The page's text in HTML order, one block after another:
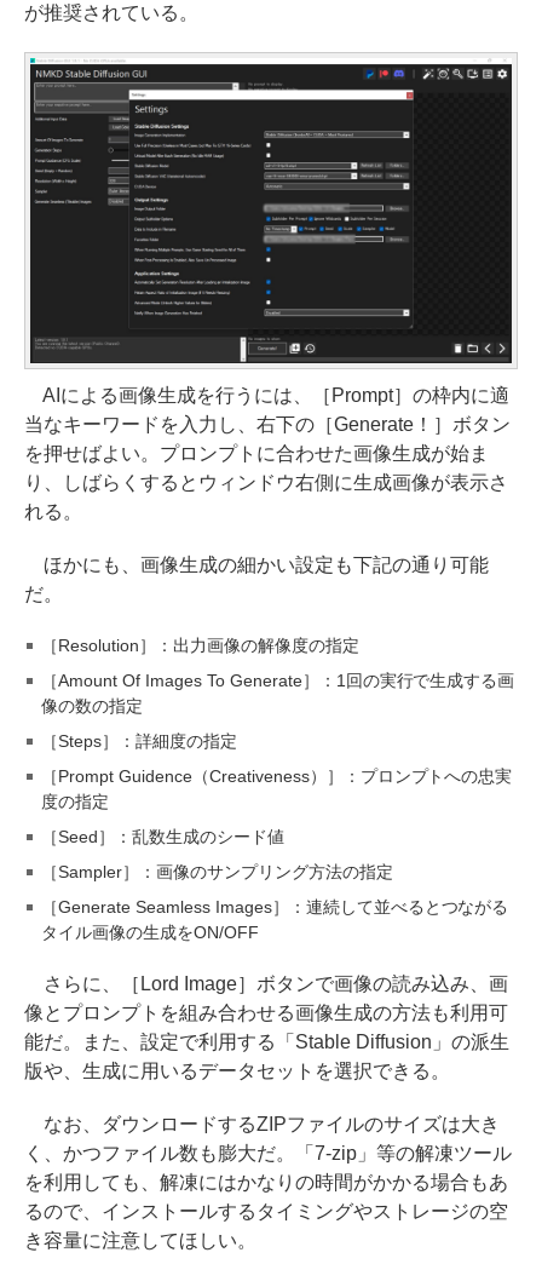
が推奨されている。
AIによる画像生成を行うには、［Prompt］の枠内に適
当なキーワードを入力し、右下の［Generate！］ボタン
を押せばよい。プロンプトに合わせた画像生成が始ま
り、しばらくするとウィンドウ右側に生成画像が表示さ
れる。
ほかにも、画像生成の細かい設定も下記の通り可能
だ。
［Resolution］：出力画像の解像度の指定
［Amount Of Images To Generate］：1回の実行で生成する画
像の数の指定
［Steps］：詳細度の指定
［Prompt Guidence（Creativeness）］：プロンプトへの忠実
度の指定
［Seed］：乱数生成のシード値
［Sampler］：画像のサンプリング方法の指定
［Generate Seamless Images］：連続して並べるとつながる
タイル画像の生成をON/OFF
さらに、［Lord Image］ボタンで画像の読み込み、画
像とプロンプトを組み合わせる画像生成の方法も利用可
能だ。また、設定で利用する「Stable Diffusion」の派生
版や、生成に用いるデータセットを選択できる。
なお、ダウンロードするZIPファイルのサイズは大き
く、かつファイル数も膨大だ。「7-zip」等の解凍ツール
を利用しても、解凍にはかなりの時間がかかる場合もあ
るので、インストールするタイミングやストレージの空
き容量に注意してほしい。